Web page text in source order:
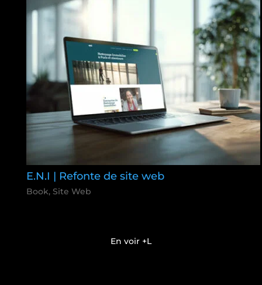
E.N.I | Refonte de site web
Book, Site Web
En voir +